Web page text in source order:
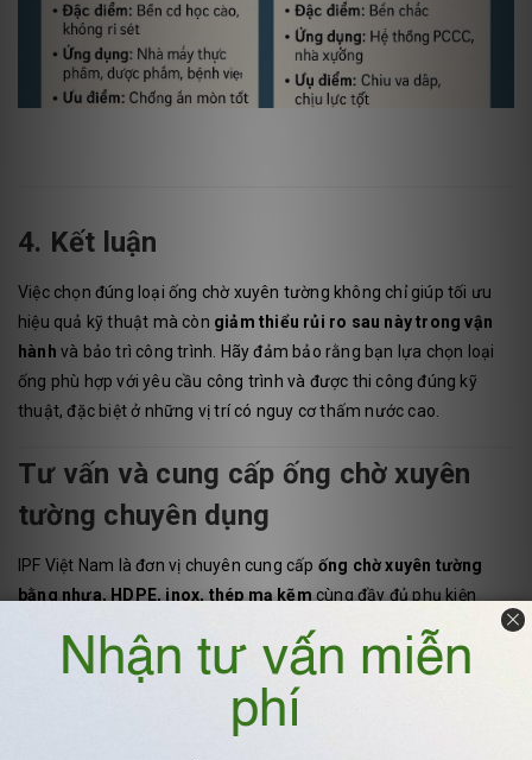
4. Kết luận
Việc chọn đúng loại ống chờ xuyên tường không chỉ giúp tối ưu
hiệu quả kỹ thuật mà còn giảm thiểu rủi ro sau này trong vận
hành và bảo trì công trình. Hãy đảm bảo rằng bạn lựa chọn loại
ống phù hợp với yêu cầu công trình và được thi công đúng kỹ
thuật, đặc biệt ở những vị trí có nguy cơ thấm nước cao.
Tư vấn và cung cấp ống chờ xuyên
tường chuyên dụng
IPF Việt Nam là đơn vị chuyên cung cấp ống chờ xuyên tường
bằng nhựa, HDPE, inox, thép mạ kẽmcùng đầy đủ phụ kiện
chống thấm như băng trương nở, cổ bạt, keo PU.
Liên hệ ngay để được tư vấn và báo giá phù hợp cho công trình